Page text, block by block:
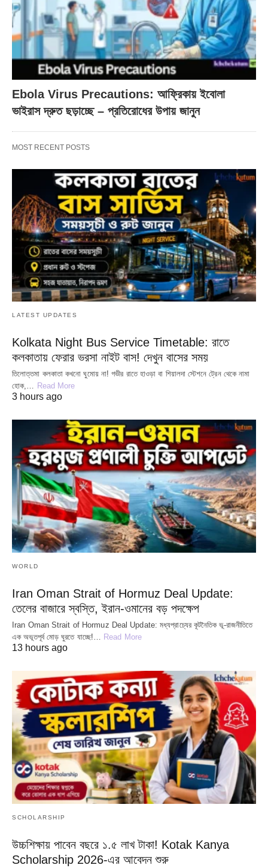
Ebola Virus Precautions: আফ্রিকায় ইবোলা
ভাইরাস দ্রুত ছড়াচ্ছে – প্রতিরোধের উপায় জানুন
MOST RECENT POSTS
LATEST UPDATES
Kolkata Night Bus Service Timetable: রাতে
কলকাতায় ফেরার ভরসা নাইট বাস! দেখুন বাসের সময়
তিলোত্তমা কলকাতা কখনো ঘুমোয় না! গভীর রাতে হাওড়া বা শিয়ালদা স্টেশনে ট্রেন থেকে নামা
হোক,… Read More
3 hours ago
WORLD
Iran Oman Strait of Hormuz Deal Update:
তেলের বাজারে স্বস্তি, ইরান-ওমানের বড় পদক্ষেপ
Iran Oman Strait of Hormuz Deal Update: মধ্যপ্রাচ্যের কূটনৈতিক ভূ-রাজনীতিতে
এক অভূতপূর্ব মোড় ঘুরতে যাচ্ছে!…
Read More
13 hours ago
SCHOLARSHIP
উচ্চশিক্ষায় পাবেন বছরে ১.৫ লাখ টাকা! Kotak Kanya
Scholarship 2026-এর আবেদন শুরু